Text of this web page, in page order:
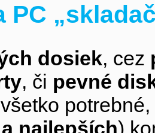
PC
dosiek, cez
, či pevné
najlepších)